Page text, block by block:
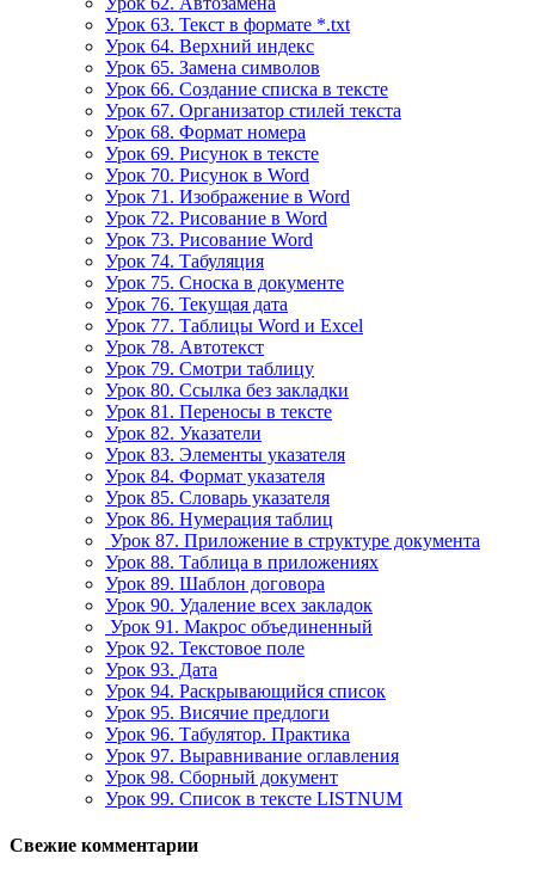
Урок 63. Текст в формате *.txt
Урок 64. Верхний индекс
Урок 65. Замена символов
Урок 66. Создание списка в тексте
Урок 67. Организатор стилей текста
Урок 68. Формат номера
Урок 69. Рисунок в тексте
Урок 70. Рисунок в Word
Урок 71. Изображение в Word
Урок 72. Рисование в Word
Урок 73. Рисование Word
Урок 74. Табуляция
Урок 75. Сноска в документе
Урок 76. Текущая дата
Урок 77. Таблицы Word и Excel
Урок 78. Автотекст
Урок 79. Смотри таблицу
Урок 80. Ссылка без закладки
Урок 81. Переносы в тексте
Урок 82. Указатели
Урок 83. Элементы указателя
Урок 84. Формат указателя
Урок 85. Словарь указателя
Урок 86. Нумерация таблиц
Урок 87. Приложение в структуре документа
Урок 88. Таблица в приложениях
Урок 89. Шаблон договора
Урок 90. Удаление всех закладок
Урок 91. Макрос объединенный
Урок 92. Текстовое поле
Урок 93. Дата
Урок 94. Раскрывающийся список
Урок 95. Висячие предлоги
Урок 96. Табулятор. Практика
Урок 97. Выравнивание оглавления
Урок 98. Сборный документ
Урок 99. Список в тексте LISTNUM
Свежие комментарии